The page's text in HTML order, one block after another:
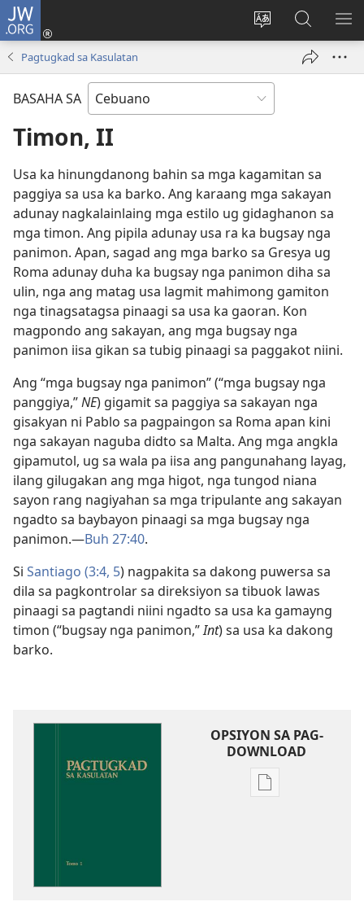
JW.ORG
Ilisi
pinulongan
sa
site
Log
ug
Pangitaa
sa
JW.ORG
Pagtugkad sa Kasulatan
BASAHA SA
Timon, II
Usa ka hinungdanong bahin sa mga kagamitan sa
paggiya sa usa ka barko. Ang karaang mga sakayan
adunay nagkalainlaing mga estilo ug gidaghanon sa
mga timon. Ang pipila adunay usa ra ka bugsay nga
panimon. Apan, sagad ang mga barko sa Gresya ug
Roma adunay duha ka bugsay nga panimon diha sa
ulin, nga ang matag usa lagmit mahimong gamiton
nga tinagsatagsa pinaagi sa usa ka gaoran. Kon
magpondo ang sakayan, ang mga bugsay nga
panimon iisa gikan sa tubig pinaagi sa paggakot niini.
Ang “mga bugsay nga panimon” (“mga bugsay nga
panggiya,”NE) gigamit sa paggiya sa sakayan nga
gisakyan ni Pablo sa pagpaingon sa Roma apan kini
nga sakayan naguba didto sa Malta. Ang mga angkla
gipamutol, ug sa wala pa iisa ang pangunahang layag,
ilang gilugakan ang mga higot, nga tungod niana
sayon rang nagiyahan sa mga tripulante ang sakayan
ngadto sa baybayon pinaagi sa mga bugsay nga
panimon.​—Buh 27:40.
Si Santiago (3:​4, 5) nagpakita sa dakong puwersa sa
dila sa pagkontrolar sa direksiyon sa tibuok lawas
pinaagi sa pagtandi niini ngadto sa usa ka gamayng
timon (“bugsay nga panimon,”Int) sa usa ka dakong
barko.
OPSIYON SA PAG-
DOWNLOAD
Opsiyon